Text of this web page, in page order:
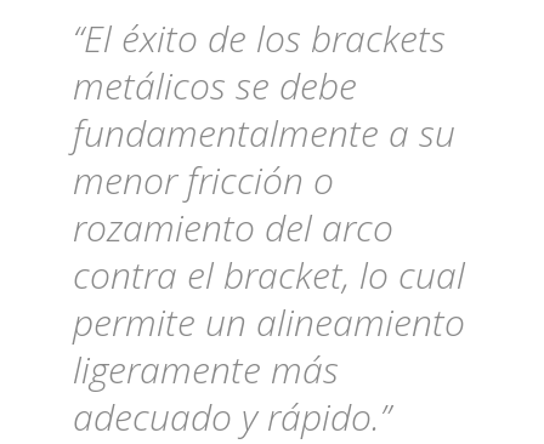
“El éxito de los brackets
metálicos se debe
fundamentalmente a su
menor fricción o
rozamiento del arco
contra el bracket, lo cual
permite un alineamiento
ligeramente más
adecuado y rápido.”